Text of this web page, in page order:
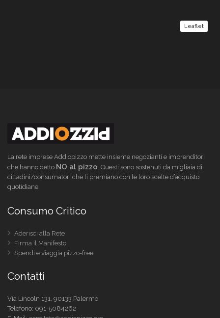
Leaflet
La rete imprese Addiopizzo mette insieme negozianti e imprenditori
che hanno detto NO al pizzo. Questi sono sostenuti da migliaia di
cittadini/consumatori che li premiano con le loro scelte d’acquisto
quotidiane.
Consumo Critico
Aderisci alla Rete
Firma il Manifesto
Spendi e viaggia pizzo-free
Contatti
Via Lincoln 131, 90133 Palermo
Telefono: 091-5084262